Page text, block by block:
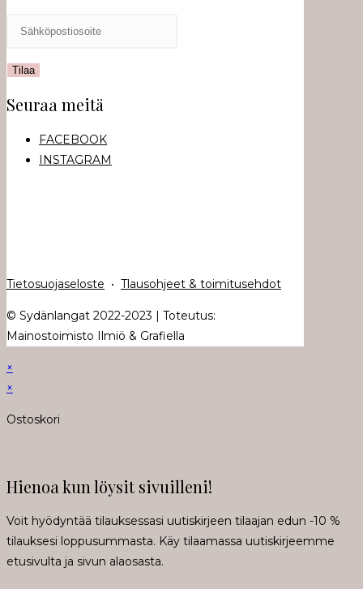
Seuraa meitä
FACEBOOK
INSTAGRAM
Tietosuojaseloste • Tlausohjeet & toimitusehdot
© Sydänlangat 2022-2023 | Toteutus:
Mainostoimisto Ilmiö & Grafiella
×
×
Ostoskori
Hienoa kun löysit sivuilleni!
Voit hyödyntää tilauksessasi uutiskirjeen tilaajan edun -10 %
tilauksesi loppusummasta. Käy tilaamassa uutiskirjeemme
etusivulta ja sivun alaosasta.